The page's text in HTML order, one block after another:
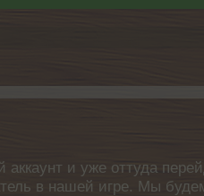
и уже оттуда
в нашей игре. Мы